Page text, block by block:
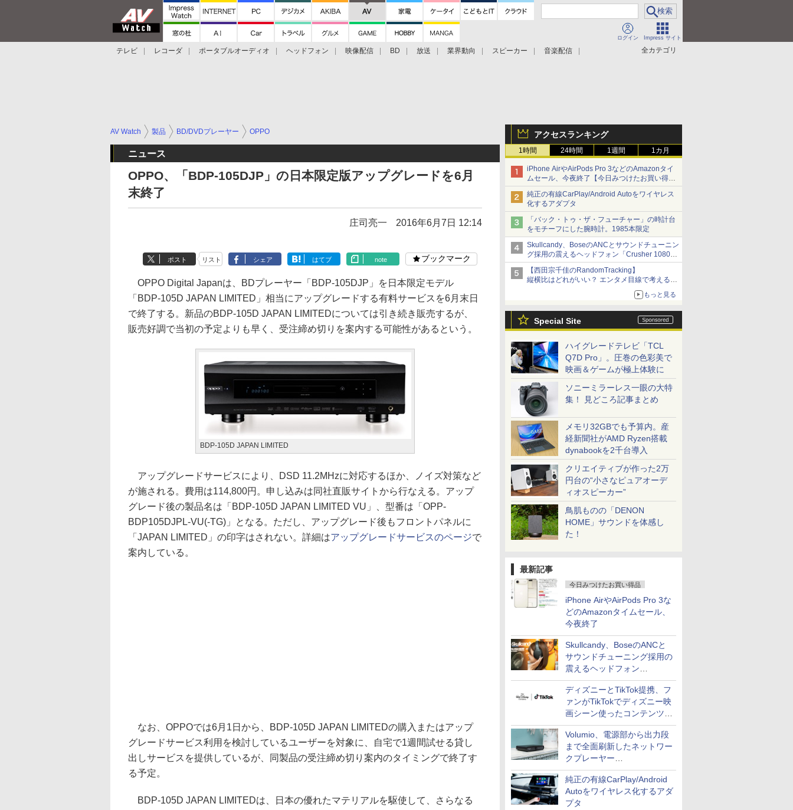
ログイン Impress サイト
全カテゴリ
テレビ レコーダ ポータブルオーディオ ヘッドフォン 映像配信 BD 放送 業界動向 スピーカー
音楽配信
アクセスランキング
1時間 24時間 1週間 1カ月
iPhone AirやAirPods Pro 3などのAmazonタイ
ムセール、今夜終了【今日みつけたお買い得
品】
純正の有線CarPlay/Android Autoをワイヤレス
化するアダプタ
「バック・トゥ・ザ・フューチャー」の時計台
をモチーフにした腕時計。1985本限定
Skullcandy、BoseのANCとサウンドチューニン
グ採用の震えるヘッドフォン「Crusher 1080
ANC」
【西田宗千佳のRandomTracking】
縦横比はどれがいい？ エンタメ目線で考える、
もっと見る
Special Site
ハイグレードテレビ「TCL
Q7D Pro」。圧巻の色彩美で
映画＆ゲームが極上体験に
ソニーミラーレス一眼の大特
集！ 見どころ記事まとめ
メモリ32GBでも予算内。産
経新聞社がAMD Ryzen搭載
dynabookを2千台導入
クリエイティブが作った2万
円台の“小さなピュアオーデ
ィオスピーカー”
鳥肌ものの「DENON
HOME」サウンドを体感し
た！
最新記事
今日みつけたお買い得品
iPhone AirやAirPods Pro 3な
どのAmazonタイムセール、
今夜終了
Skullcandy、BoseのANCと
サウンドチューニング採用の
震えるヘッドフォン
「Crusher 1080 ANC」
ディズニーとTikTok提携、フ
ァンがTikTokでディズニー映
画シーン使ったコンテンツ制
作、Disney+にも配信
Volumio、電源部から出力段
まで全面刷新したネットワー
クプレーヤー
「Primo（2026）」
純正の有線CarPlay/Android
Autoをワイヤレス化するアダ
プタ
AV Watch 製品 BD/DVDプレーヤー OPPO
ニュース
OPPO、「BDP-105DJP」の日本限定版アップグレードを6月
末終了
庄司亮一 2016年6月7日 12:14
ポスト リスト シェア はてブ note ブックマーク
OPPO Digital Japanは、BDプレーヤー「BDP-105DJP」を日本限定モデル
「BDP-105D JAPAN LIMITED」相当にアップグレードする有料サービスを6月末日
で終了する。新品のBDP-105D JAPAN LIMITEDについては引き続き販売するが、
販売好調で当初の予定よりも早く、受注締め切りを案内する可能性があるという。
BDP-105D JAPAN LIMITED
アップグレードサービスにより、DSD 11.2MHzに対応するほか、ノイズ対策など
が施される。費用は114,800円。申し込みは同社直販サイトから行なえる。アップ
グレード後の製品名は「BDP-105D JAPAN LIMITED VU」、型番は「OPP-
BDP105DJPL-VU(-TG)」となる。ただし、アップグレード後もフロントパネルに
「JAPAN LIMITED」の印字はされない。詳細はアップグレードサービスのページで
案内している。
なお、OPPOでは6月1日から、BDP-105D JAPAN LIMITEDの購入またはアップ
グレードサービス利用を検討しているユーザーを対象に、自宅で1週間試せる貸し
出しサービスを提供しているが、同製品の受注締め切り案内のタイミングで終了す
る予定。
BDP-105D JAPAN LIMITEDは、日本の優れたマテリアルを駆使して、さらなる